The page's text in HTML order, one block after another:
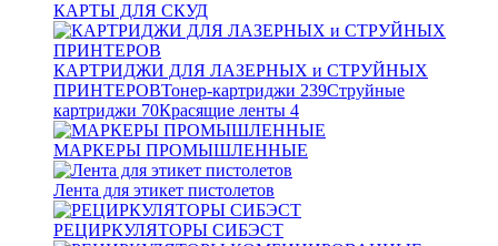
КАРТЫ ДЛЯ СКУД
КАРТРИДЖИ ДЛЯ ЛАЗЕРНЫХ и СТРУЙНЫХ
ПРИНТЕРОВТонер-картриджи 239Струйные
картриджи 70Красящие ленты 4
МАРКЕРЫ ПРОМЫШЛЕННЫЕ
Лента для этикет пистолетов
РЕЦИРКУЛЯТОРЫ СИБЭСТ